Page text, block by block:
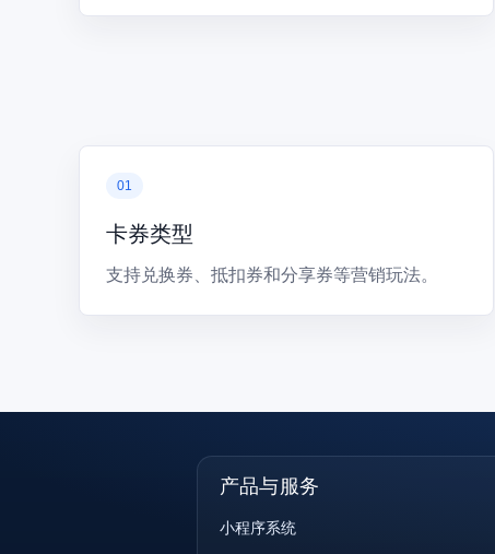
卡券类型
支持兑换券、抵扣券和分享券等营销玩法。
产品与服务
小程序系统